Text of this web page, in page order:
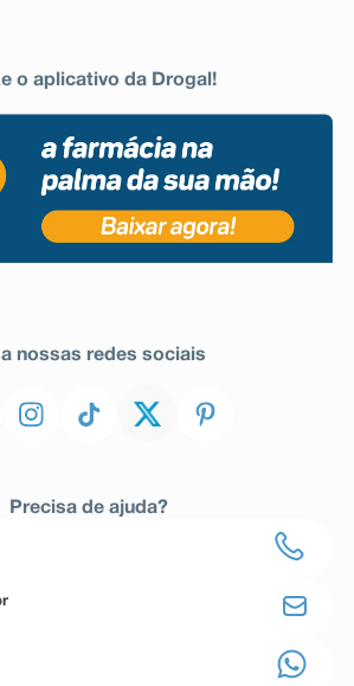
o aplicativo da Drogal!
nossas redes sociais
Precisa de ajuda?